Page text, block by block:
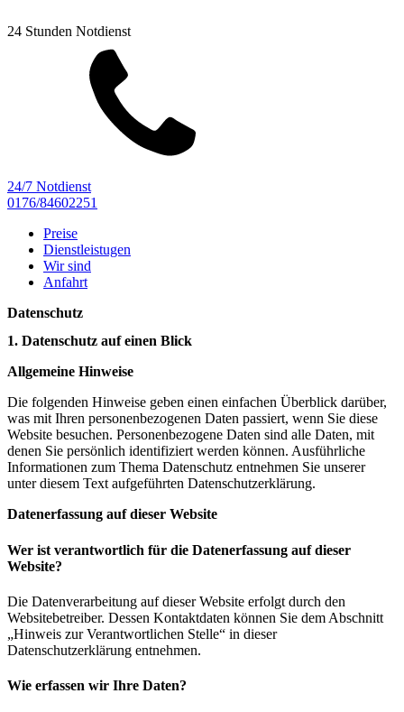
24 Stunden Notdienst
24/7 Notdienst
0176/84602251
Preise
Dienstleistugen
Wir sind
Anfahrt
Datenschutz
1. Datenschutz auf einen Blick
Allgemeine Hinweise
Die folgenden Hinweise geben einen einfachen Überblick darüber,
was mit Ihren personenbezogenen Daten passiert, wenn Sie diese
Website besuchen. Personenbezogene Daten sind alle Daten, mit
denen Sie persönlich identifiziert werden können. Ausführliche
Informationen zum Thema Datenschutz entnehmen Sie unserer
unter diesem Text aufgeführten Datenschutzerklärung.
Datenerfassung auf dieser Website
Wer ist verantwortlich für die Datenerfassung auf dieser
Website?
Die Datenverarbeitung auf dieser Website erfolgt durch den
Websitebetreiber. Dessen Kontaktdaten können Sie dem Abschnitt
„Hinweis zur Verantwortlichen Stelle“ in dieser
Datenschutzerklärung entnehmen.
Wie erfassen wir Ihre Daten?